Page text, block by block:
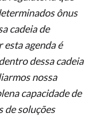
ônus
cadeia de
agenda é
dessa cadeia
nossa
capacidade de
de soluções